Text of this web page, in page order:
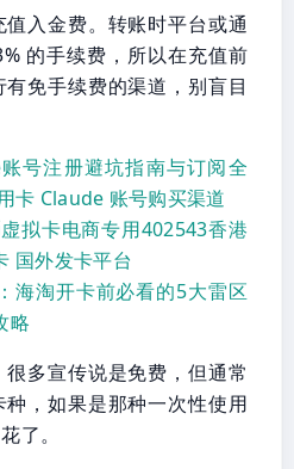
入金费。转账时平台或通
的手续费，所以在充值前
免手续费的渠道，别盲目
号注册避坑指南与订阅全
卡 Claude 账号购买渠道
拟卡电商专用402543香港
国外发卡平台
海淘开卡前必看的5大雷区
略
多宣传说是免费，但通常
，如果是那种一次性使用
了。